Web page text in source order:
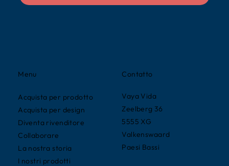
Contatto
Vaya Vida
Zeelberg 36
5555 XG
Valkenswaard
Paesi Bassi
Menu
Acquista per prodotto
Acquista per design
Diventa rivenditore
Collaborare
La nostra storia
I nostri prodotti